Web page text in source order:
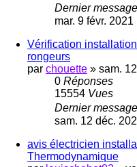
Dernier message
mar. 9 févr. 2021
Vérification
rongeurs
par chouette » sam.
0 Réponses
15554 Vues
Dernier message
sam. 12 déc.
avis électricien
Thermodynamique